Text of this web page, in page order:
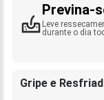
Previna-
Leve
durante o dia
Gripe e